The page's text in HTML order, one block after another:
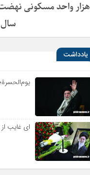
هزار واحد مسکونی نهضت
یادداشت
ای غایب